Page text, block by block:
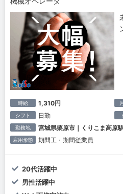
時給 1,310円
シフト 日勤
勤務地 宮城県栗原市｜くりこま高原
雇用形態 期間工・期間従業員
20代活躍中
男性活躍中